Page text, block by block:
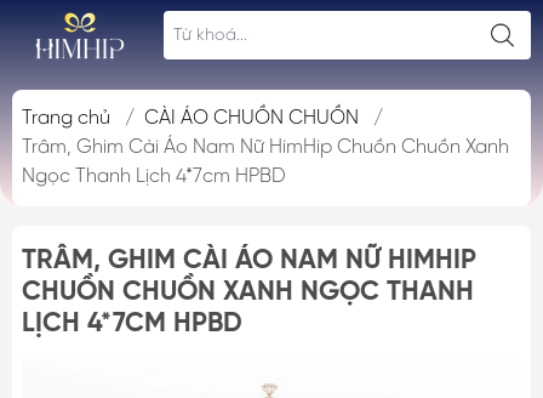
Trang chủ / CÀI ÁO CHUỒN CHUỒN
/
Trâm, Ghim Cài Áo Nam Nữ HimHip Chuồn Chuồn Xanh
Ngọc Thanh Lịch 4*7cm HPBD
TRÂM, GHIM CÀI ÁO NAM NỮ HIMHIP
CHUỒN CHUỒN XANH NGỌC THANH
LỊCH 4*7CM HPBD